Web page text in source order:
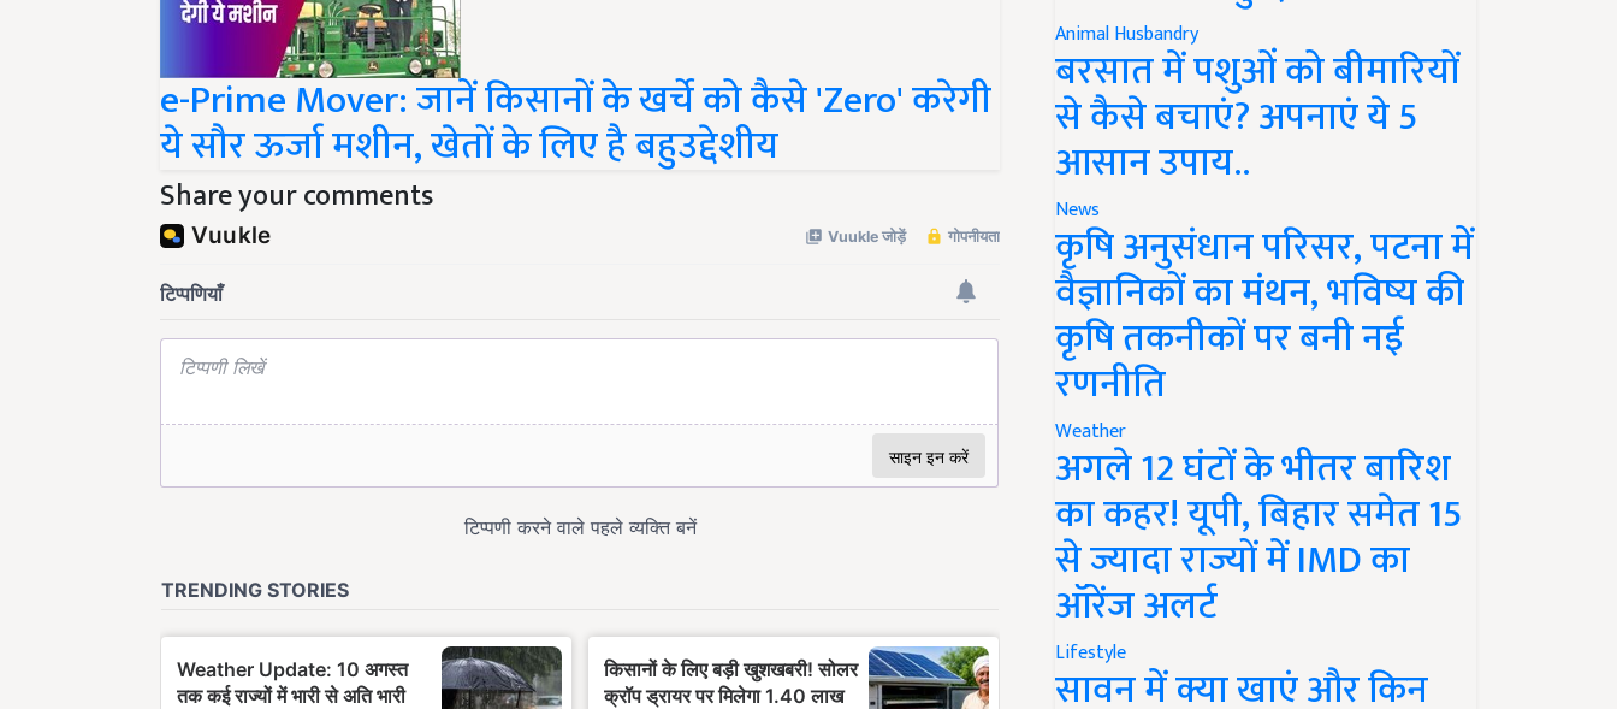
e-Prime Mover: जानें किसानों के खर्चे को कैसे 'Zero' करेगी
ये सौर ऊर्जा मशीन, खेतों के लिए है बहुउद्देशीय
Share your comments
Animal Husbandry
बरसात में पशुओं को बीमारियों
से कैसे बचाएं? अपनाएं ये 5
आसान उपाय..
News
कृषि अनुसंधान परिसर, पटना में
वैज्ञानिकों का मंथन, भविष्य की
कृषि तकनीकों पर बनी नई
रणनीति
Weather
अगले 12 घंटों के भीतर बारिश
का कहर! यूपी, बिहार समेत 15
से ज्यादा राज्यों में IMD का
ऑरेंज अलर्ट
Lifestyle
सावन में क्या खाएं और किन